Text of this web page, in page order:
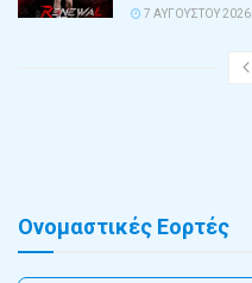
7 ΑΥΓΟΎΣΤΟΥ 2026
Ονομαστικές Εορτές